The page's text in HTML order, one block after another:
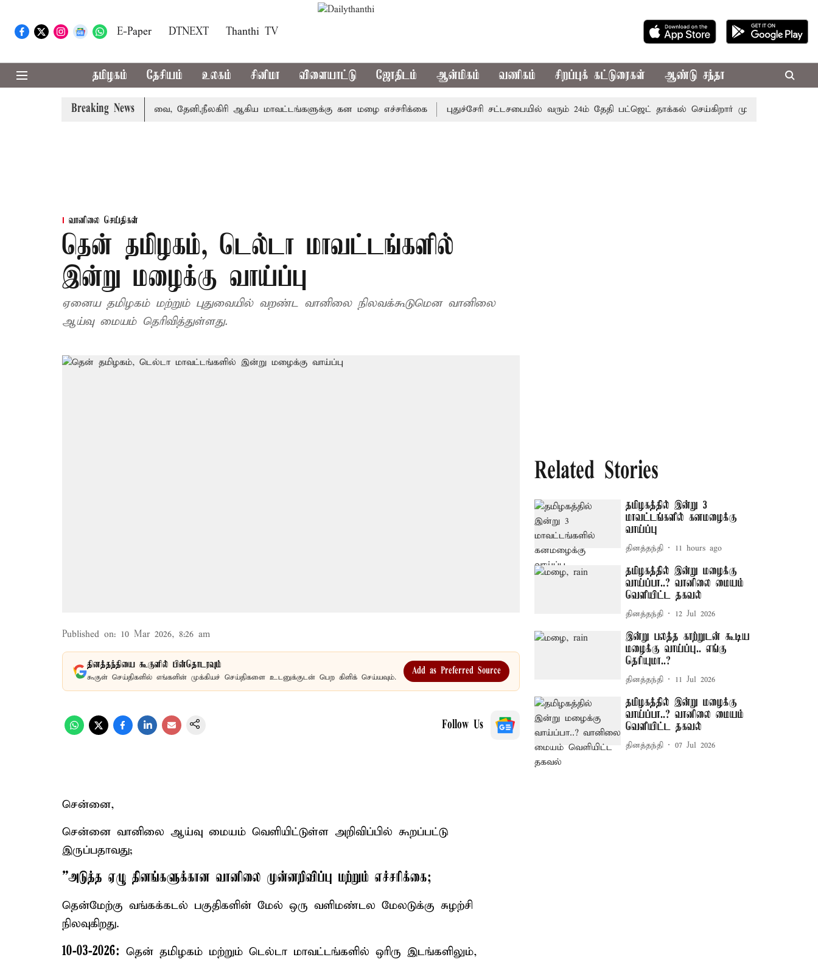
E-Paper DTNEXT Thanthi TV
தமிழகம் தேசியம் உலகம் சினிமா விளையாட்டு ஜோதிடம் ஆன்மிகம் வணிகம் சிறப்புக் கட்டுரைகள் ஆண்டு சந்தா
Breaking News
பெற்றார் சங்கீதா கோவை, தேனி,நீலகிரி ஆகிய மாவட்டங்களுக்கு கன மழை எச்சரிக்கை புதுச்சேரி சட்டசபையில் வரும் 24ம் தேதி பட்ஜெட் தாக்கல் செய்கிறார் முதல்-அமைச்சர்
வானிலை செய்திகள்
தென் தமிழகம், டெல்டா மாவட்டங்களில்
இன்று மழைக்கு வாய்ப்பு
ஏனைய தமிழகம் மற்றும் புதுவையில் வறண்ட வானிலை நிலவக்கூடுமென வானிலை
ஆய்வு மையம் தெரிவித்துள்ளது.
Published on: 10 Mar 2026, 8:26 am
தினத்தந்தியை கூகுளில் பின்தொடரவும்
கூகுள் செய்திகளில் எங்களின் முக்கியச் செய்திகளை உடனுக்குடன் பெற கிளிக் செய்யவும்.
Add as Preferred Source
Follow Us
சென்னை,
சென்னை வானிலை ஆய்வு மையம் வெளியிட்டுள்ள அறிவிப்பில் கூறப்பட்டு
இருப்பதாவது;
”அடுத்த ஏழு தினங்களுக்கான வானிலை முன்னறிவிப்பு மற்றும் எச்சரிக்கை;
தென்மேற்கு வங்கக்கடல் பகுதிகளின் மேல் ஒரு வளிமண்டல மேலடுக்கு சுழற்சி
நிலவுகிறது.
10-03-2026: தென் தமிழகம் மற்றும் டெல்டா மாவட்டங்களில் ஒரிரு இடங்களிலும்,
Related Stories
தமிழகத்தில் இன்று 3
மாவட்டங்களில் கனமழைக்கு
வாய்ப்பு
தினத்தந்தி 11 hours ago
தமிழகத்தில் இன்று மழைக்கு
வாய்ப்பா..? வானிலை மையம்
வெளியிட்ட தகவல்
தினத்தந்தி 12 Jul 2026
இன்று பலத்த காற்றுடன் கூடிய
மழைக்கு வாய்ப்பு.. எங்கு
தெரியுமா..?
தினத்தந்தி 11 Jul 2026
தமிழகத்தில் இன்று மழைக்கு
வாய்ப்பா..? வானிலை மையம்
வெளியிட்ட தகவல்
தினத்தந்தி 07 Jul 2026